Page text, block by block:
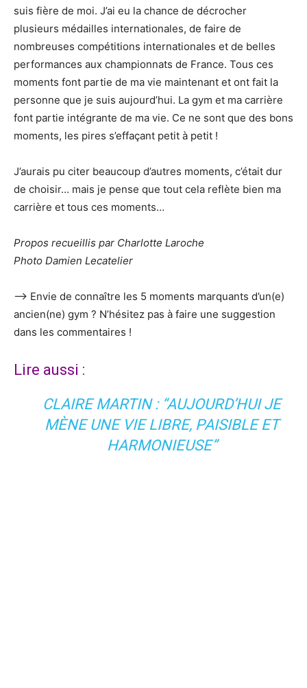
suis fière de moi. J’ai eu la chance de décrocher
plusieurs médailles internationales, de faire de
nombreuses compétitions internationales et de belles
performances aux championnats de France. Tous ces
moments font partie de ma vie maintenant et ont fait la
personne que je suis aujourd’hui. La gym et ma carrière
font partie intégrante de ma vie. Ce ne sont que des bons
moments, les pires s’effaçant petit à petit !
J’aurais pu citer beaucoup d’autres moments, c’était dur
de choisir… mais je pense que tout cela reflète bien ma
carrière et tous ces moments…
Propos recueillis par Charlotte Laroche
Photo Damien Lecatelier
—> Envie de connaître les 5 moments marquants d’un(e)
ancien(ne) gym ? N’hésitez pas à faire une suggestion
dans les commentaires !
Lire aussi :
CLAIRE MARTIN : “AUJOURD’HUI JE
MÈNE UNE VIE LIBRE, PAISIBLE ET
HARMONIEUSE”